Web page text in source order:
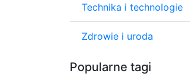
Technika i technologie
Zdrowie i uroda
Popularne tagi